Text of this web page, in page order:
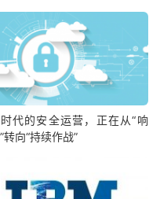
代的安全运营，正在从“响
转向“持续作战”